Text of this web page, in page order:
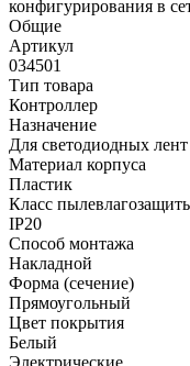
конфигурирования в
Общие
Артикул
034501
Тип товара
Контроллер
Назначение
Для светодиодных
Материал корпуса
Пластик
Класс
IP20
Способ монтажа
Накладной
Форма (сечение)
Прямоугольный
Цвет покрытия
Белый
Электрические